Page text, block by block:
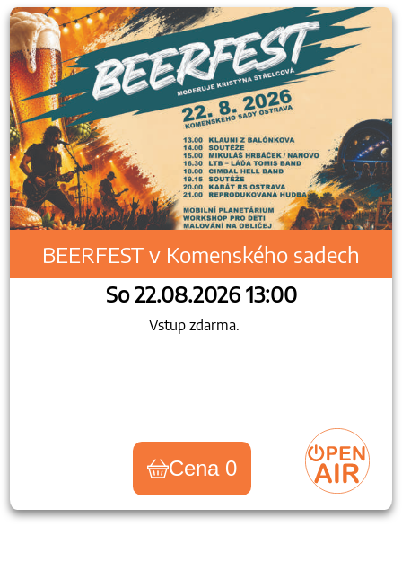
BEERFEST v Komenského sadech
So 22.08.2026 13:00
Vstup zdarma.
Cena 0